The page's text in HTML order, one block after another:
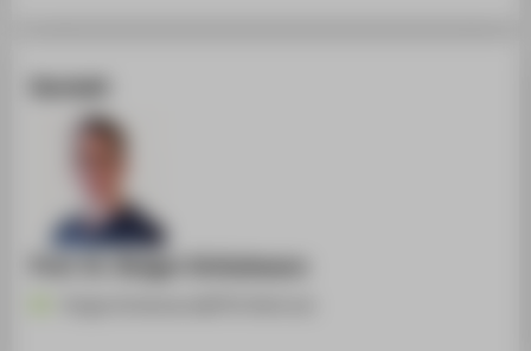
Kontakt
Prof. Dr. Rutger Schlatmann
ÜBER DIE HTW BERLIN